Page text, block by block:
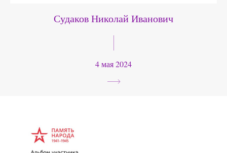
Судаков Николай Иванович
4 мая 2024